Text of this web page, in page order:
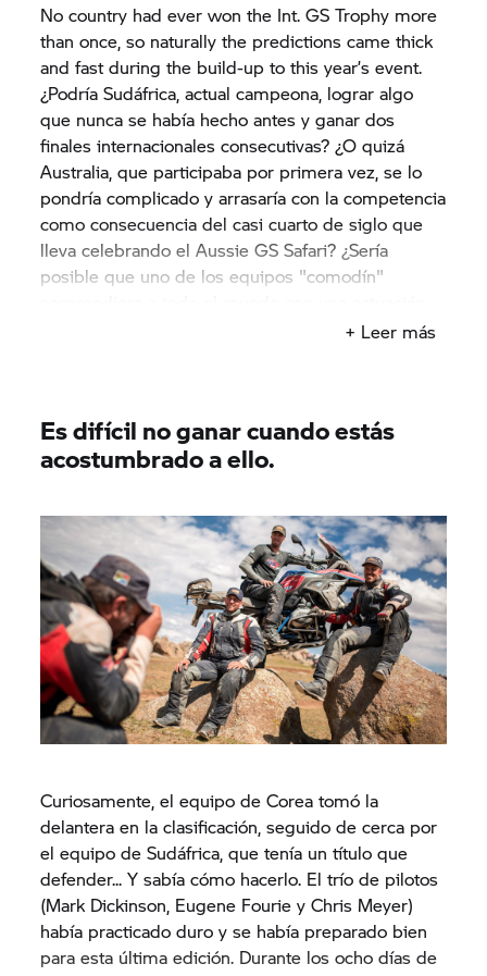
No country had ever won the Int.GS Trophy more
than once, so naturally the predictions came thick
and fast during the build-up to this year’s event.
¿Podría Sudáfrica, actual campeona, lograr algo
que nunca se había hecho antes y ganar dos
finales internacionales consecutivas? ¿O quizá
Australia, que participaba por primera vez, se lo
pondría complicado y arrasaría con la competencia
como consecuencia del casi cuarto de siglo que
lleva celebrando el Aussie GS Safari? ¿Sería
posible que uno de los equipos "comodín"
impecable y un trabajo en equipo constante+ Leer más
Es difícil no ganar cuando estás
acostumbrado a ello.
Curiosamente, el equipo de Corea tomó la
delantera en la clasificación, seguido de cerca por
el equipo de Sudáfrica, que tenía un título que
defender... Y sabía cómo hacerlo. El trío de pilotos
(Mark Dickinson, Eugene Fourie y Chris Meyer)
había practicado duro y se había preparado bien
para esta última edición. Durante los ocho días de